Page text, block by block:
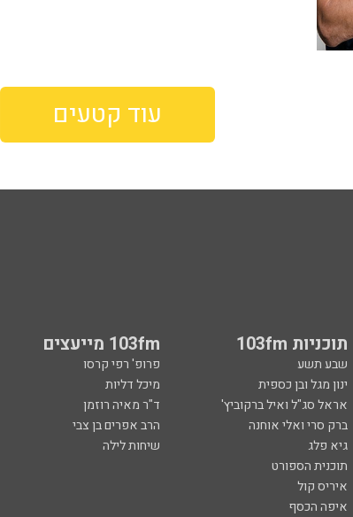
עוד קטעים
תוכניות 103fm 103fm מייעצים
שבע תשע פרופ' רפי קרסו
ינון מגל ובן כספית
מיכל דליות
אראל סג"ל ואיל ברקוביץ'
ד"ר מאיה רוזמן
ברק סרי ואלי אוחנה
הרב אפרים בן צבי
גיא פלג
שיחות לילה
תוכנית הספורט
איריס קול
איפה הכסף